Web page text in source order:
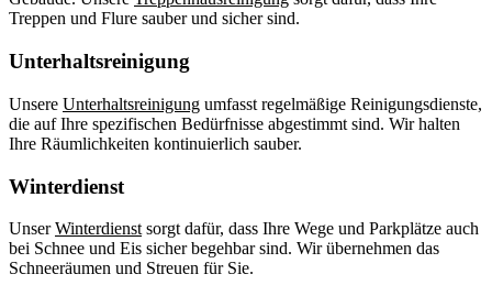
Treppen und Flure sauber und sicher sind.
Unterhaltsreinigung
Unsere Unterhaltsreinigung umfasst regelmäßige Reinigungsdienste,
die auf Ihre spezifischen Bedürfnisse abgestimmt sind. Wir halten
Ihre Räumlichkeiten kontinuierlich sauber.
Winterdienst
UnserWinterdienst sorgt dafür, dass Ihre Wege und Parkplätze auch
bei Schnee und Eis sicher begehbar sind. Wir übernehmen das
Schneeräumen und Streuen für Sie.